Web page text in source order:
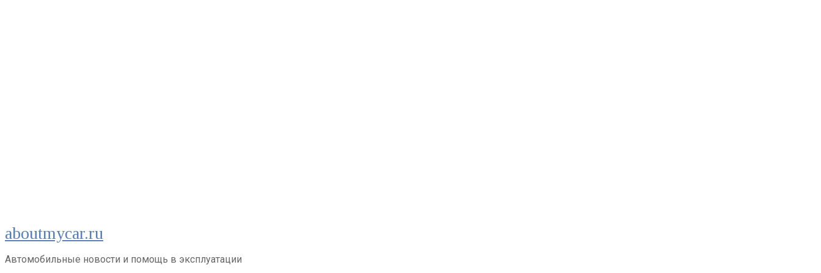
Перейти
к
контенту
aboutmycar.ru
Автомобильные новости и помощь в эксплуатации